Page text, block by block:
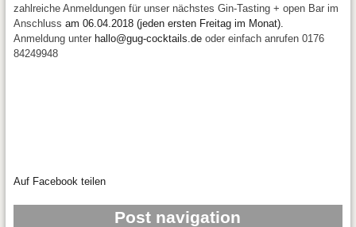
zahlreiche Anmeldungen für unser nächstes Gin-Tasting + open Bar im
Anschluss am 06.04.2018 (jeden ersten Freitag im Monat).
Anmeldung unter hallo@gug-cocktails.deoder einfach anrufen 0176
84249948
Auf Facebook teilen
Post navigation